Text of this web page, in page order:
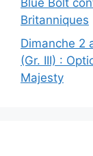
Blue Bolt
Britanniques
Dimanche 2
(Gr. III) :
Majesty